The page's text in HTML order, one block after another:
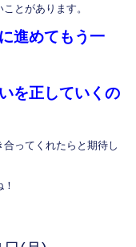
とがあります。
進めてもう一
を正していくの
ってくれたらと期待し